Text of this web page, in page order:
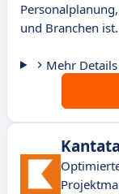
und Branchen ist.
Mehr
Kantata